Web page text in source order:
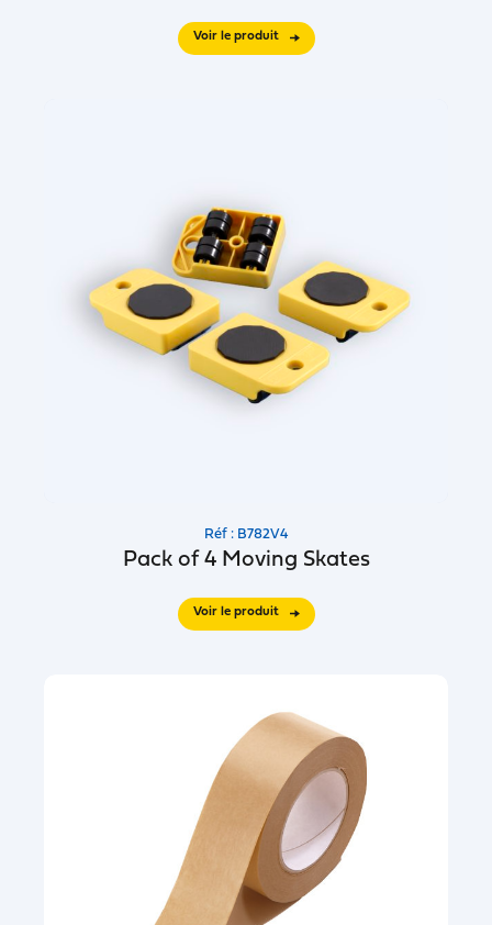
Voir le produit
Réf : B782V4
Pack of 4 Moving Skates
Voir le produit